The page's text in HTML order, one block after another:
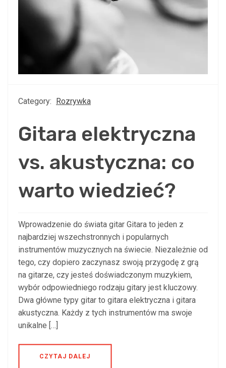
Category: Rozrywka
Gitara elektryczna
vs. akustyczna: co
warto wiedzieć?
Wprowadzenie do świata gitar Gitara to jeden z
najbardziej wszechstronnych i popularnych
instrumentów muzycznych na świecie. Niezależnie od
tego, czy dopiero zaczynasz swoją przygodę z grą
na gitarze, czy jesteś doświadczonym muzykiem,
wybór odpowiedniego rodzaju gitary jest kluczowy.
Dwa główne typy gitar to gitara elektryczna i gitara
akustyczna. Każdy z tych instrumentów ma swoje
unikalne […]
CZYTAJ DALEJ